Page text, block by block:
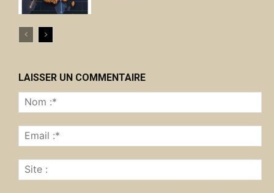
LAISSER UN COMMENTAIRE
:*
:*
: